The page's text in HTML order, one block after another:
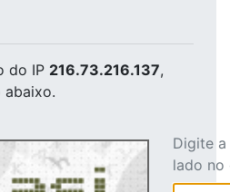
do IP 216.73.216.137,
abaixo.
Digite
lado no